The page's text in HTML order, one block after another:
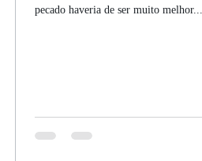
pecado haveria de ser muito